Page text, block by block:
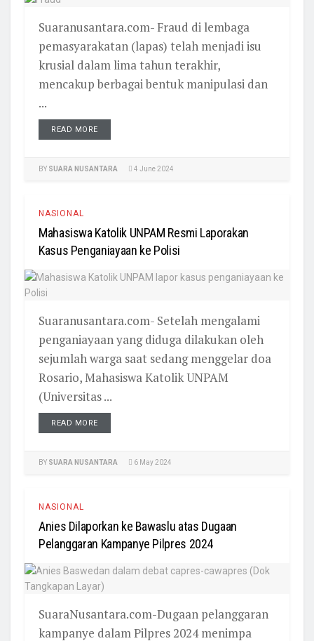
Suaranusantara.com- Fraud di lembaga
pemasyarakatan (lapas) telah menjadi isu
krusial dalam lima tahun terakhir,
mencakup berbagai bentuk manipulasi dan
...
READ MORE
BY SUARA NUSANTARA 4 June 2024
NASIONAL
Mahasiswa Katolik UNPAM Resmi Laporakan
Kasus Penganiayaan ke Polisi
Suaranusantara.com- Setelah mengalami
penganiayaan yang diduga dilakukan oleh
sejumlah warga saat sedang menggelar doa
Rosario, Mahasiswa Katolik UNPAM
(Universitas ...
READ MORE
BY SUARA NUSANTARA 6 May 2024
NASIONAL
Anies Dilaporkan ke Bawaslu atas Dugaan
Pelanggaran Kampanye Pilpres 2024
SuaraNusantara.com-Dugaan pelanggaran
kampanye dalam Pilpres 2024 menimpa